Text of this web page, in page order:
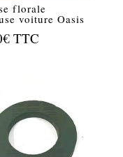
florale
voiture Oasis
€ TTC